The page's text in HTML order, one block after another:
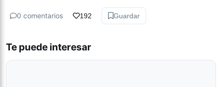
0 comentarios 192 Guardar
Te puede interesar